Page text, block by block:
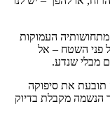
העמוקות
פני השטח – אל
מבלי שנדע.
את סיפוקה
הנשמה מקבלת בדיוק